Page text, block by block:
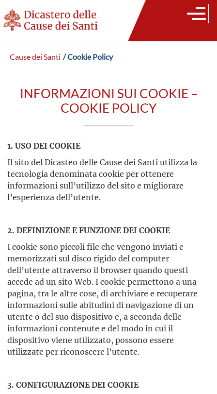
Cause dei Santi / Cookie Policy
INFORMAZIONI SUI COOKIE –
COOKIE POLICY
1. USO DEI COOKIE
Il sito del Dicasteo delle Cause dei Santi utilizza la
tecnologia denominata cookie per ottenere
informazioni sull’utilizzo del sito e migliorare
l’esperienza dell’utente.
2. DEFINIZIONE E FUNZIONE DEI COOKIE
I cookie sono piccoli file che vengono inviati e
memorizzati sul disco rigido del computer
dell’utente attraverso il browser quando questi
accede ad un sito Web. I cookie permettono a una
pagina, tra le altre cose, di archiviare e recuperare
informazioni sulle abitudini di navigazione di un
utente o del suo dispositivo e, a seconda delle
informazioni contenute e del modo in cui il
dispositivo viene utilizzato, possono essere
utilizzate per riconoscere l’utente.
3. CONFIGURAZIONE DEI COOKIE